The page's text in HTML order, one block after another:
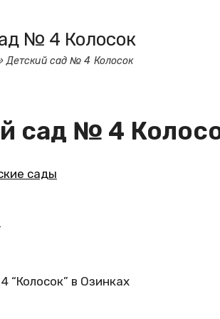
№ 4 Колосок
Детский сад № 4 Колосок
сад № 4
сады
“Колосок” в Озинках